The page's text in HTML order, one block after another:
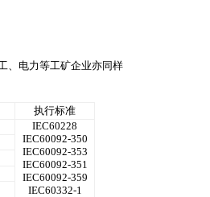
、电力等工矿企业亦同样
执行标准
IEC60228
IEC60092-350
IEC60092-353
IEC60092-351
IEC60092-359
IEC60332-1